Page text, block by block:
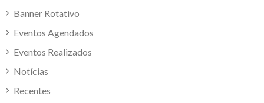
Banner Rotativo
Eventos Agendados
Eventos Realizados
Notícias
Recentes